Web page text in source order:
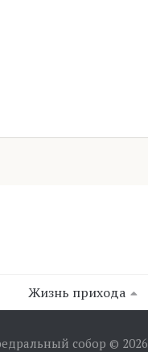
Жизнь прихода
собор © 2026